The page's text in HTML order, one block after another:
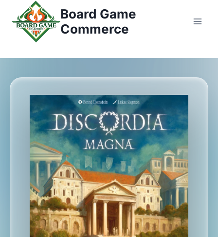
ツ
Board Game
Commerce